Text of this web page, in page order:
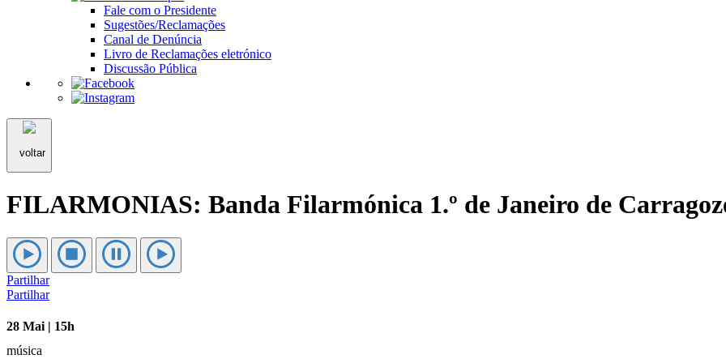
Fale com o Presidente
Sugestões/Reclamações
Canal de Denúncia
Livro de Reclamações eletrónico
Discussão Pública
voltar
FILARMONIAS: Banda Filarmónica 1.º de Janeiro de
Partilhar
Partilhar
28 Mai | 15h
música